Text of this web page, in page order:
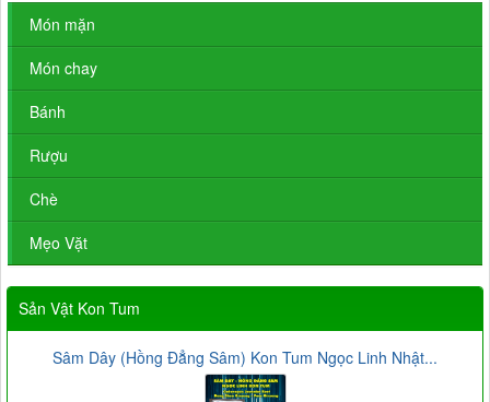
Món mặn
Món chay
Bánh
Rượu
Chè
Mẹo Vặt
Sản Vật Kon Tum
Sâm Dây (Hồng Đẳng Sâm) Kon Tum Ngọc Linh Nhật...